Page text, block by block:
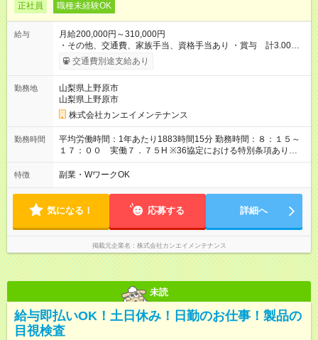
正社員 職種未経験OK
給与
月給200,000円～310,000円
・その他、交通費、家族手当、資格手当あり ・賞与 計3.00ヶ
月分(前年度実績) ・昇給 1月あたり 2,300～10,600(前年度実
用期間】試用期間あり 試用期間の長さ：3ヶ月 雇用形態、給与
は本採用時と同じです。
交通費別途支給あり
勤務地
山梨県上野原市
山梨県上野原市
株式会社カンエイメンテナンス
勤務時間
平均労働時間：1年あたり1883時間15分 勤務時間：８：１５～
１７：００ 実働７．７５H ※36協定における特別条項あり
（施設のトラブル・工事等により、処理すべき業務量に大幅な
遅れが生じた時。また、時間延長して対応すべき緊急事態が生
８：１５～１７：００ 実働７．７５H ※36協定における特別
条項あり （施設のトラブル・工事等により、処理すべき業務量
に大幅な遅れが生じた時。また、時間延長して対応すべき緊急
事態が生じた時。）
特徴 副業・WワークOK
気になる！ 応募する 詳細へ
掲載元企業名 株式会社カンエイメンテナンス
未読
給与即払いOK！土日休み！日勤のお仕事！製品の
目視検査